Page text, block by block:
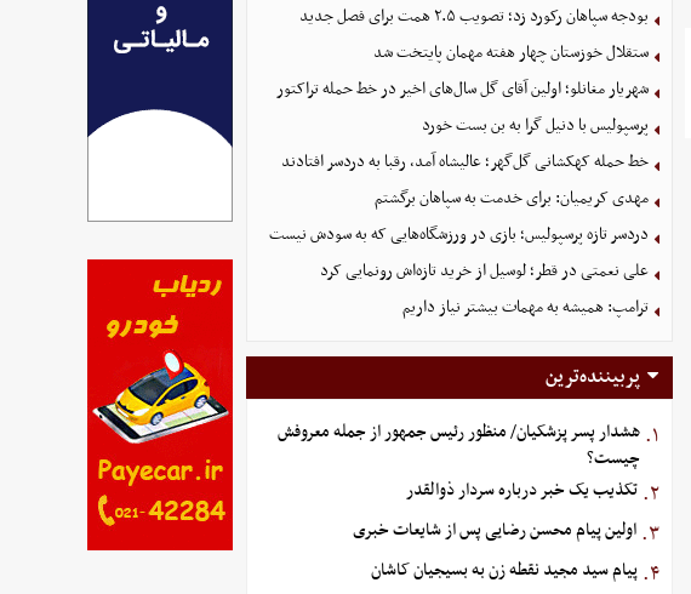
بودجه سپاهان رکورد زد؛ تصویب ۲.۵ همت برای فصل جدید
ستقلال خوزستان چهار هفته مهمان پایتخت شد
شهریار مغانلو؛ اولین آقای گل سال‌های اخیر در خط حمله تراکتور
پرسپولیس با دنیل گرا به بن بست خورد
خط حمله کهکشانی گل‌گهر؛ عالیشاه آمد، رقبا به دردسر افتادند
مهدی کریمیان: برای خدمت به سپاهان برگشتم
دردسر تازه پرسپولیس؛ بازی در ورزشگاه‌هایی که به سودش نیست
علی نعمتی در قطر؛ لوسیل از خرید تازه‌اش رونمایی کرد
ترامپ: همیشه به مهمات بیشتر نیاز داریم
پربیننده‌ترین
۱. هشدار پسر پزشکیان/ منظور رئیس جمهور از جمله معروفش
چیست؟
۲. تکذیب یک خبر درباره سردار ذوالقدر
۳. اولین پیام محسن رضایی پس از شایعات خبری
۴. پیام سید مجید نقطه زن به بسیجیان کاشان